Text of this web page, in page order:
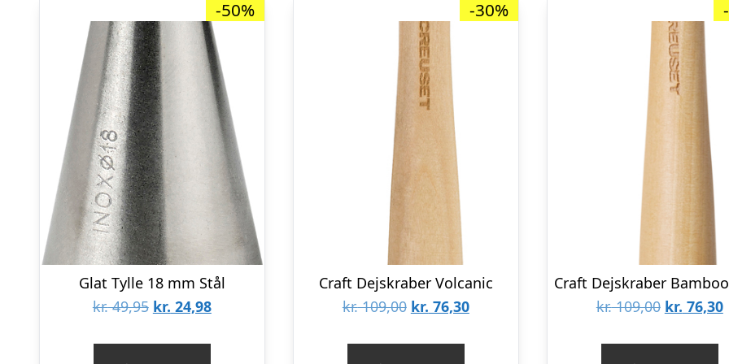
-50%
Glat Tylle 18 mm Stål
kr.49,95 Den
kr. 24,98Den
-30%
Craft Dejskraber Volcanic
kr.109,00 Den
kr. 76,30Den
kr.109,00 Den
kr. 76,30